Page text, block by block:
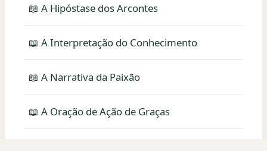
📖 A Hipóstase dos Arcontes
📖 A Interpretação do Conhecimento
📖 A Narrativa da Paixão
📖 A Oração de Ação de Graças